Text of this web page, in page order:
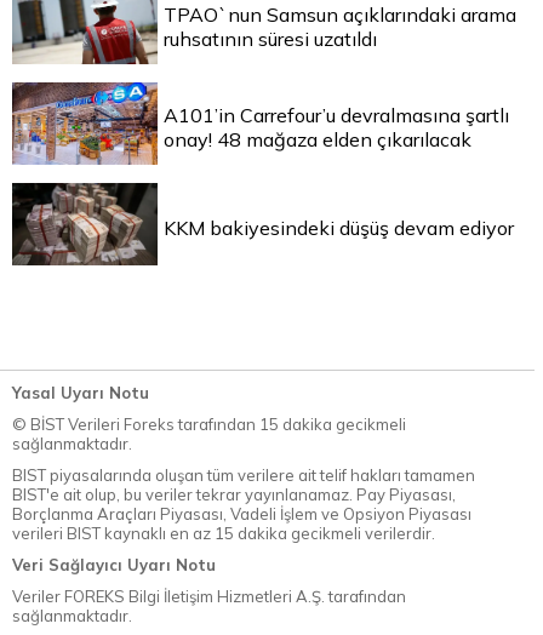
TPAO`nun Samsun açıklarındaki arama
ruhsatının süresi uzatıldı
A101’in Carrefour’u devralmasına şartlı
onay! 48 mağaza elden çıkarılacak
KKM bakiyesindeki düşüş devam ediyor
Yasal Uyarı Notu
© BİST Verileri Foreks tarafından 15 dakika gecikmeli
sağlanmaktadır.
BIST piyasalarında oluşan tüm verilere ait telif hakları tamamen
BIST'e ait olup, bu veriler tekrar yayınlanamaz. Pay Piyasası,
Borçlanma Araçları Piyasası, Vadeli İşlem ve Opsiyon Piyasası
verileri BIST kaynaklı en az 15 dakika gecikmeli verilerdir.
Veri Sağlayıcı Uyarı Notu
Veriler FOREKS Bilgi İletişim Hizmetleri A.Ş. tarafından
sağlanmaktadır.